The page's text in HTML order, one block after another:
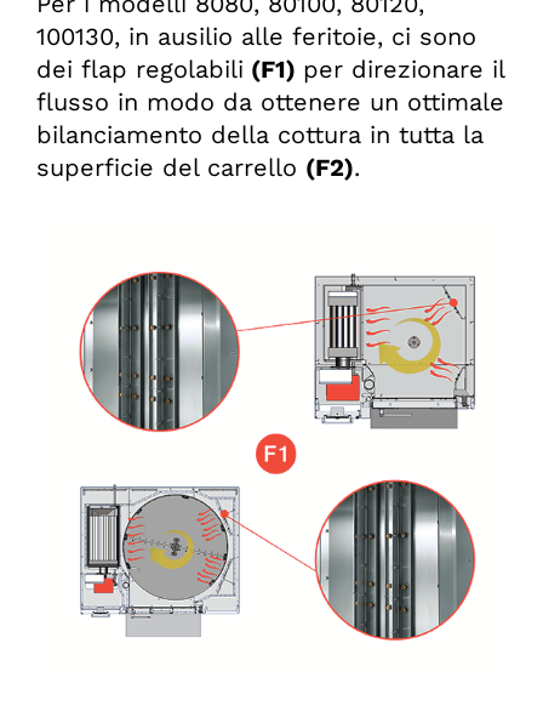
100130, in ausilio alle feritoie, ci sono
dei flap regolabili (F1) per direzionare il
flusso in modo da ottenere un ottimale
bilanciamento della cottura in tutta la
superficie del carrello (F2).